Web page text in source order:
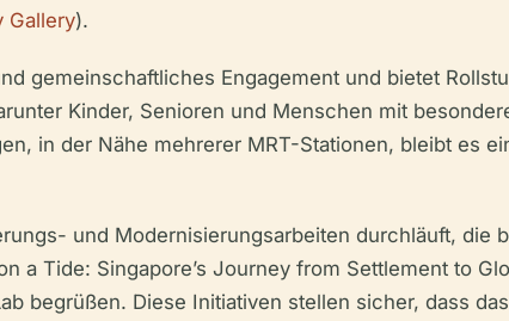
Gallery).
gemeinschaftliches Engagement und bietet
Kinder, Senioren und Menschen mit
in der Nähe mehrerer MRT-Stationen, bleibt es
und Modernisierungsarbeiten durchläuft, die
a Tide: Singapore’s Journey from Settlement to
begrüßen. Diese Initiativen stellen sicher, dass